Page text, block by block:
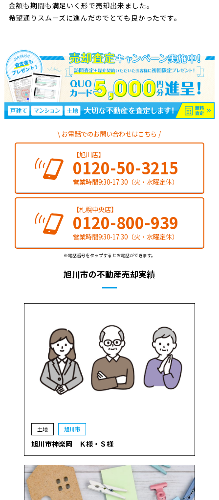
金額も期間も満足いく形で売却出来ました。
希望通りスムーズに進んだのでとても良かったです。
お電話でのお問い合わせはこちら
【旭川店】
0120-50-3215
営業時間9:30-17:30（火・水曜定休）
【札幌中央店】
0120-800-939
営業時間9:30-17:30（火・水曜定休）
※電話番号をタップするとお電話ができます。
旭川市の不動産売却実績
土地 旭川市
旭川市神楽岡 Ｋ様・Ｓ様